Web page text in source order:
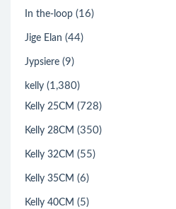
In the-loop (16)
Jige Elan (44)
Jypsiere (9)
kelly (1,380)
Kelly 25CM (728)
Kelly 28CM (350)
Kelly 32CM (55)
Kelly 35CM (6)
Kelly 40CM (5)